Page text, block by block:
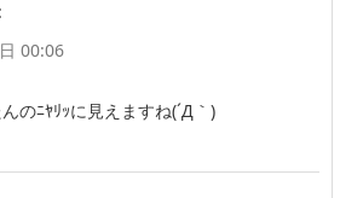
00:06
のﾆﾔﾘｯに見えますね(´Д｀)